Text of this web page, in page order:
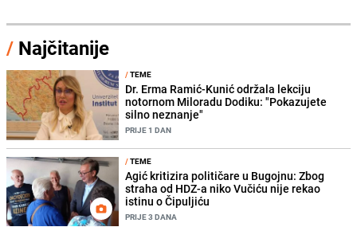
/ Najčitanije
/TEME
Dr. Erma Ramić-Kunić održala lekciju
notornom Miloradu Dodiku: "Pokazujete
silno neznanje"
PRIJE 1 DAN
/TEME
Agić kritizira političare u Bugojnu: Zbog
straha od HDZ-a niko Vučiću nije rekao
istinu o Čipuljiću
PRIJE 3 DANA